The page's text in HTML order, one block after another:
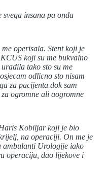
insana pa onda
operisala. Stent koji je
koji su me bukvalno
tako sto su me
odlicno sto nisam
za pacijenta dok sam
ogromne ali aogromne
Kobiljar koji je bio
na operaciji. On me je
ambulanti Urologije iako
operaciju, dao lijekove i